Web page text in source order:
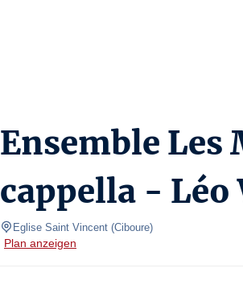
Ensemble Les
cappella -
Eglise Saint Vincent (Ciboure)
Plan anzeigen